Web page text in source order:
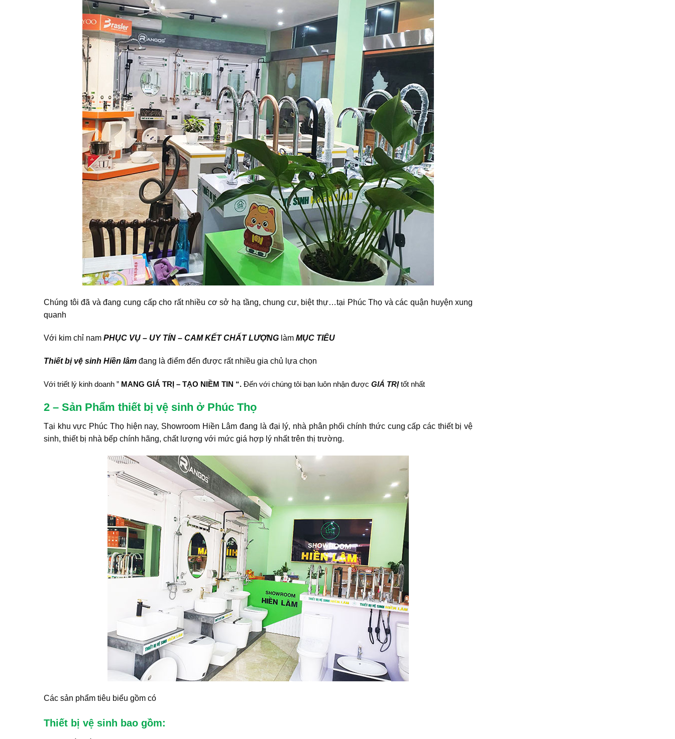
Chúng tôi đã và đang cung cấp cho rất nhiều cơ sở hạ tầng, chung cư, biệt thự…tại Phúc Thọ và các quận huyện xung
quanh
Với kim chỉ nam PHỤC VỤ – UY TÍN – CAM KẾT CHẤT LƯỢNG làm MỤC TIÊU
Thiết bị vệ sinh Hiền lâm đang là điểm đến được rất nhiều gia chủ lựa chọn
Với triết lý kinh doanh ” MANG GIÁ TRỊ – TẠO NIỀM TIN “. Đến với chúng tôi bạn luôn nhận được GIÁ TRỊtốt nhất
2 – Sản Phẩm thiết bị vệ sinh ở Phúc Thọ
Tại khu vực Phúc Thọ hiện nay, Showroom Hiền Lâm đang là đại lý, nhà phân phối chính thức cung cấp các thiết bị vệ
sinh, thiết bị nhà bếp chính hãng, chất lượng với mức giá hợp lý nhất trên thị trường.
Các sản phẩm tiêu biểu gồm có
Thiết bị vệ sinh bao gồm: